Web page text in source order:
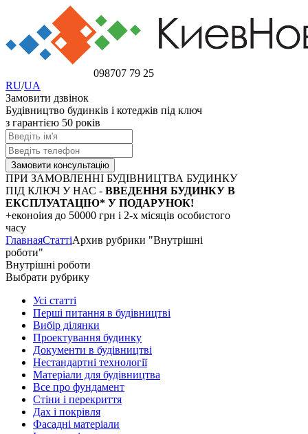
098707 79 25
RU/UA
Замовити дзвінок
Будівництво будинків і котеджів під ключ
з гарантією 50 років
ПРИ ЗАМОВЛЕННІ БУДІВНИЦТВА БУДИНКУ
ПІД КЛЮЧ У НАС - ВВЕДЕННЯ БУДИНКУ В
ЕКСПЛУАТАЦІЮ* У ПОДАРУНОК!
+еконоіия до 50000 грн і 2-х місяців особистого
часу
ГлавнаяСтаттіАрхив рубрики "Внутрішні
роботи"
Внутрішні роботи
Выбрати рубрику
Усі статті
Перші питання в будівництві
Вибір ділянки
Проектування будинку
Документи в будівництві
Нестандартні технології
Матеріали для будівництва
Все про фундамент
Стіни і перекриття
Дах і покрівля
Фасадні матеріали